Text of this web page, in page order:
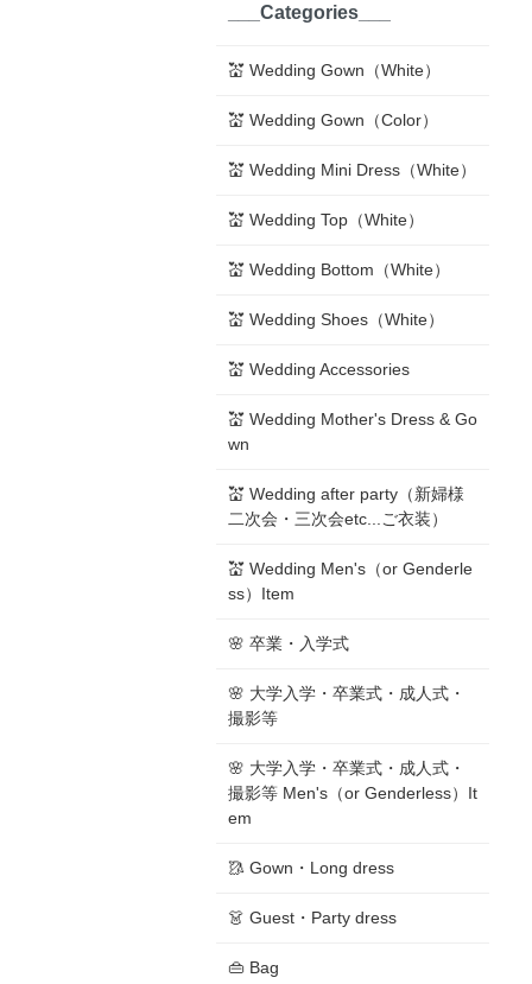
___Categories___
💒 Wedding Gown（White）
💒 Wedding Gown（Color）
💒 Wedding Mini Dress（White）
💒 Wedding Top（White）
💒 Wedding Bottom（White）
💒 Wedding Shoes（White）
💒 Wedding Accessories
💒 Wedding Mother's Dress & Go
wn
💒 Wedding after party（新婦様
二次会・三次会etc...ご衣装）
💒 Wedding Men's（or Genderle
ss）Item
🌸 卒業・入学式
🌸 大学入学・卒業式・成人式・
撮影等
🌸 大学入学・卒業式・成人式・
撮影等 Men's（or Genderless）It
em
🥻 Gown・Long dress
👗 Guest・Party dress
👜 Bag